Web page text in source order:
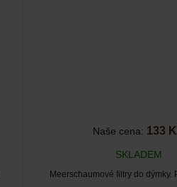
Naše cena: 133
SKLADEM
Meerschaumové filtry do dýmky.